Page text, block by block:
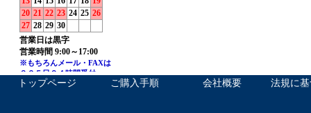
トップページ ご購入手順 会社概要 法規に